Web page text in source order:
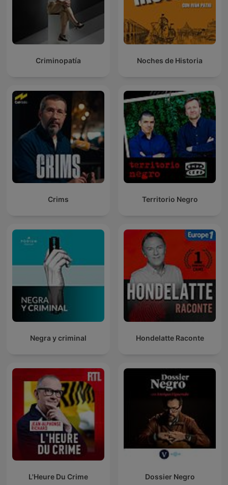
Criminopatía Noches de Historia
Crims Territorio Negro
Negra y criminal Hondelatte Raconte
L'Heure Du Crime Dossier Negro